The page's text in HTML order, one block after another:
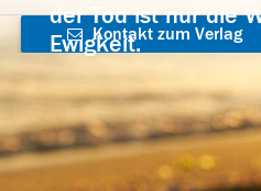
der Tod ist nur die
Ewigkeit.
Kontakt zum Verlag
aufnehmen